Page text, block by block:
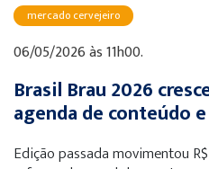
mercado cervejeiro
06/05/2026 às 11h00.
Brasil Brau 2026
agenda de conteúdo
Edição passada movimentou